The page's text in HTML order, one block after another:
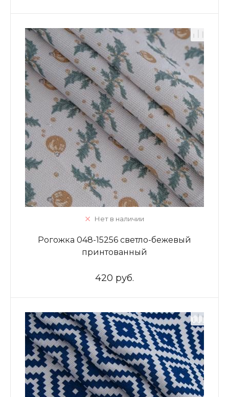
Нет в наличии
Рогожка 048-15256 светло-бежевый
принтованный
420 руб.